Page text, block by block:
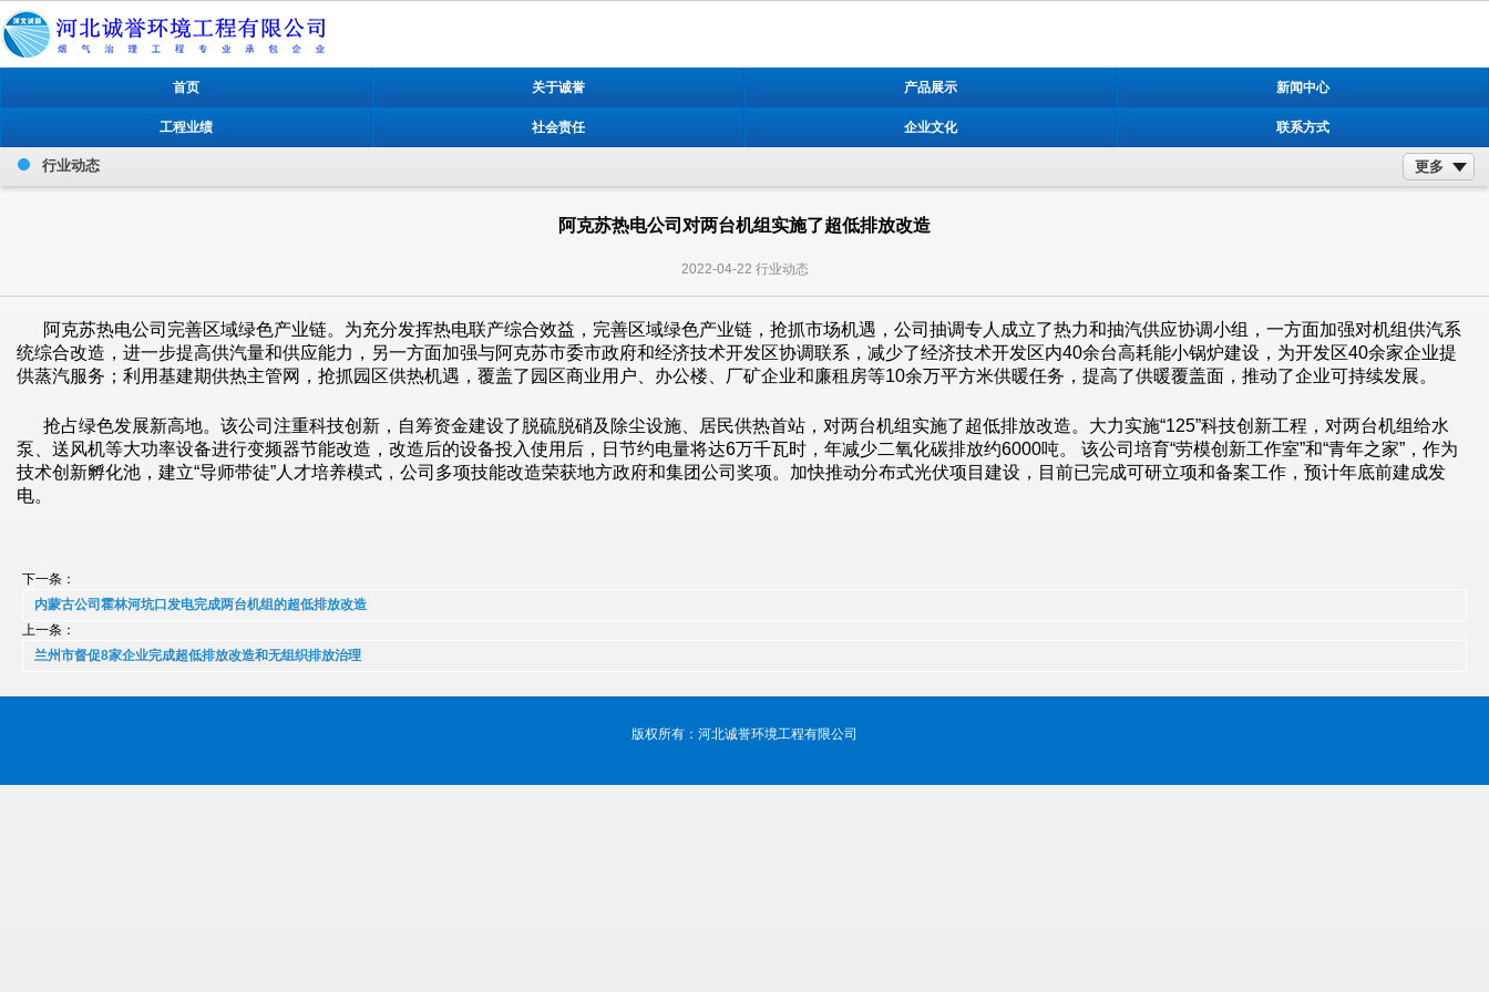
首页 关于诚誉 产品展示 新闻中心
工程业绩 社会责任 企业文化 联系方式
行业动态 更多
阿克苏热电公司对两台机组实施了超低排放改造
2022-04-22 行业动态
阿克苏热电公司完善区域绿色产业链。为充分发挥热电联产综合效益，完善区域绿色产业链，抢抓市场机遇，公司抽调专人成立了热力和抽汽供应协调小组，一方面加强对机组供汽系
统综合改造，进一步提高供汽量和供应能力，另一方面加强与阿克苏市委市政府和经济技术开发区协调联系，减少了经济技术开发区内40余台高耗能小锅炉建设，为开发区40余家企业提
供蒸汽服务；利用基建期供热主管网，抢抓园区供热机遇，覆盖了园区商业用户、办公楼、厂矿企业和廉租房等10余万平方米供暖任务，提高了供暖覆盖面，推动了企业可持续发展。
抢占绿色发展新高地。该公司注重科技创新，自筹资金建设了脱硫脱硝及除尘设施、居民供热首站，对两台机组实施了超低排放改造。大力实施“125”科技创新工程，对两台机组给水
泵、送风机等大功率设备进行变频器节能改造，改造后的设备投入使用后，日节约电量将达6万千瓦时，年减少二氧化碳排放约6000吨。 该公司培育“劳模创新工作室”和“青年之家”，作为
技术创新孵化池，建立“导师带徒”人才培养模式，公司多项技能改造荣获地方政府和集团公司奖项。加快推动分布式光伏项目建设，目前已完成可研立项和备案工作，预计年底前建成发
电。
下一条：
内蒙古公司霍林河坑口发电完成两台机组的超低排放改造
上一条：
兰州市督促8家企业完成超低排放改造和无组织排放治理
版权所有：河北诚誉环境工程有限公司